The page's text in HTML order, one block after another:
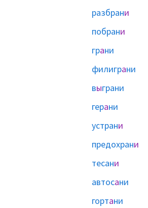
разбрани
побрани
грани
филиграни
выграни
герани
устрани
предохрани
тесани
автосани
гортани